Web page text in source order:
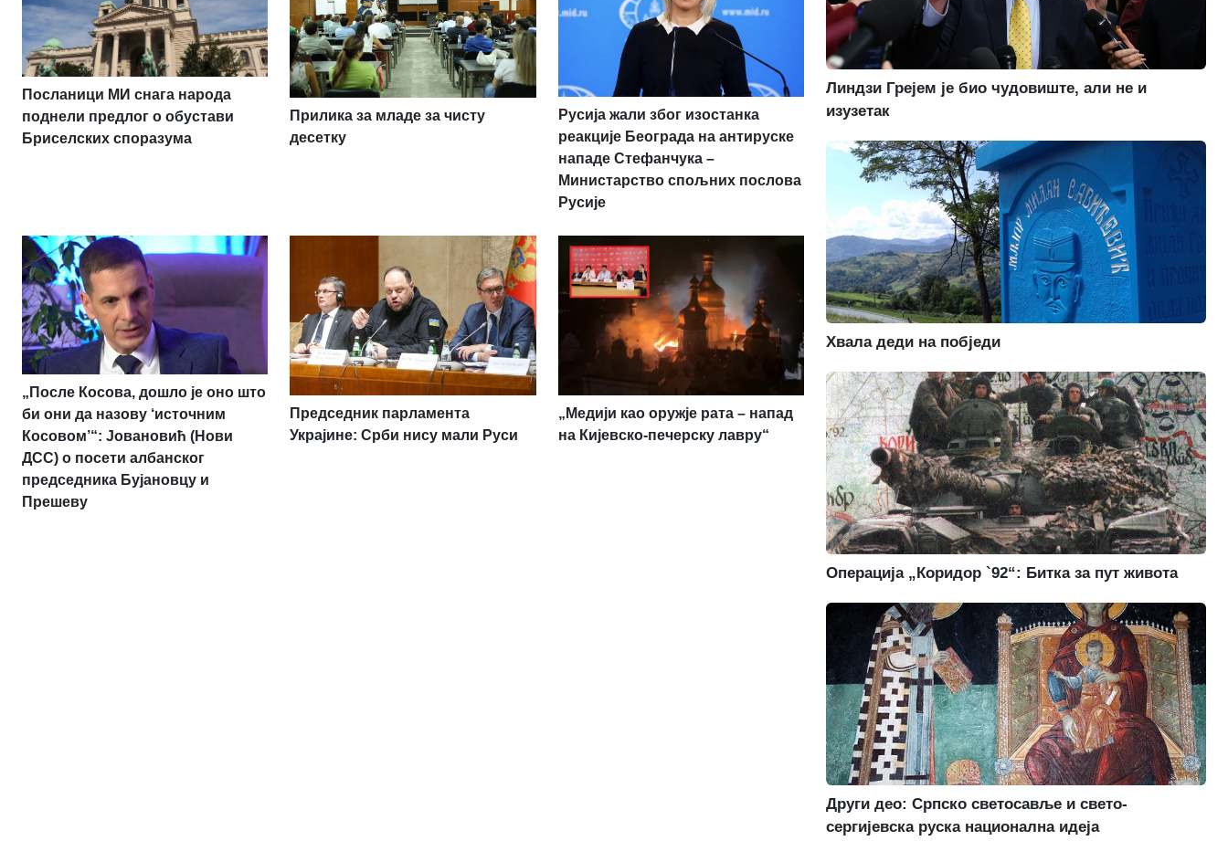
Посланици МИ снага народа
поднели предлог о обустави
Бриселских споразума
Прилика за младе за чисту
десетку
Русија жали због изостанка
реакције Београда на антируске
нападе Стефанчука –
Министарство спољних послова
Русије
„После Косова, дошло је оно што
би они да назову ‘источним
Косовом’“: Јовановић (Нови
ДСС) о посети албанског
председника Бујановцу и
Прешеву
Председник парламента
Украјине: Срби нису мали Руси
„Медији као оружје рата – напад
на Кијевско-печерску лавру“
Линдзи Грејем је био чудовиште, али не и
изузетак
Хвала деди на побједи
Операција „Коридор `92“: Битка за пут живота
Други део: Српско светосавље и свето-
сергијевска руска национална идеја